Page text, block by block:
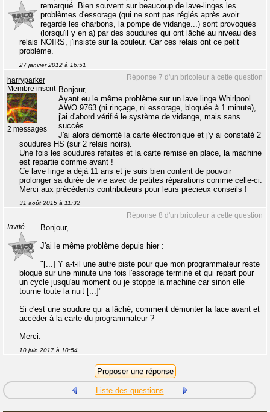
remarqué. Bien souvent sur beaucoup de lave-linges les
problèmes d'essorage (qui ne sont pas réglés après avoir
regardé les charbons, la pompe de vidange...) sont provoqués
(lorsqu'il y en a) par des soudures qui ont lâché au niveau des
relais NOIRS, j'insiste sur la couleur. Car ces relais ont ce petit
problème.
27 janvier 2012 à 16:51
Réponse 7 d'un bricoleur à cette question
harryparker
Membre inscrit
2 messages
Bonjour,
Ayant eu le même problème sur un lave linge Whirlpool
AWO 9763 (ni rinçage, ni essorage, bloquée à 1 minute),
j'ai d'abord vérifié le système de vidange, mais sans
succès.
J'ai alors démonté la carte électronique et j'y ai constaté 2
soudures HS (sur 2 relais noirs).
Une fois les soudures refaites et la carte remise en place, la machine
est repartie comme avant !
Ce lave linge a déjà 11 ans et je suis bien content de pouvoir
prolonger sa durée de vie avec de petites réparations comme celle-ci.
Merci aux précédents contributeurs pour leurs précieux conseils !
31 août 2015 à 11:32
Réponse 8 d'un bricoleur à cette question
Invité
Bonjour,
J'ai le même problème depuis hier :
"[...] Y a-t-il une autre piste pour que mon programmateur reste
bloqué sur une minute une fois l'essorage terminé et qui repart pour
un cycle jusqu'au moment ou je stoppe la machine car sinon elle
tourne toute la nuit [...]"
Si c'est une soudure qui a lâché, comment démonter la face avant et
accéder à la carte du programmateur ?
Merci.
10 juin 2017 à 10:54
Liste des questions